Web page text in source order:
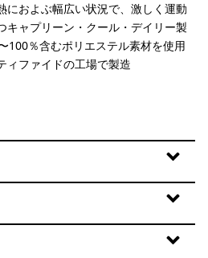
におよぶ幅広い状況で、激しく運動
キャプリーン・クール・デイリー製
100％含むポリエステル素材を使用
ィファイドの工場で製造